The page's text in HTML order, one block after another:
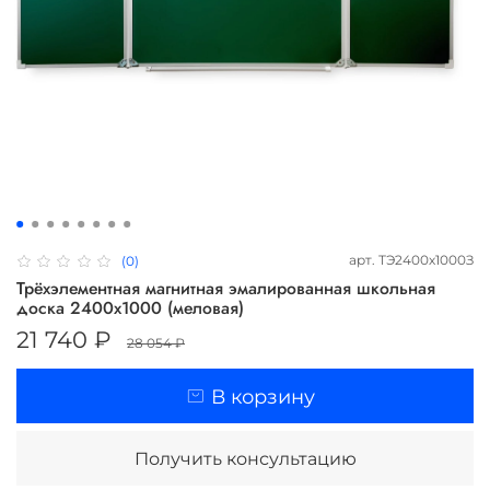
(0) арт. ТЭ2400х1000З
Трёхэлементная магнитная эмалированная школьная
доска 2400х1000 (меловая)
21 740 ₽ 28 054 ₽
В корзину
Получить консультацию